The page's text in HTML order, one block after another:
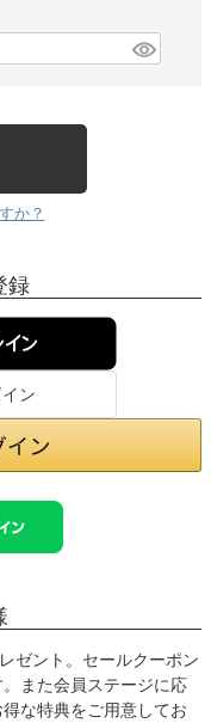
か？
録
ン
ゼント。セールクーポン
また会員ステージに応
な特典をご用意してお